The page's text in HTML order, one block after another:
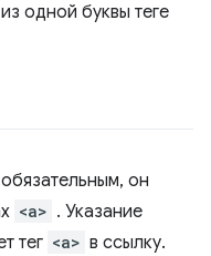
одной буквы теге
он
<a> . Указание
тег <a> в ссылку.